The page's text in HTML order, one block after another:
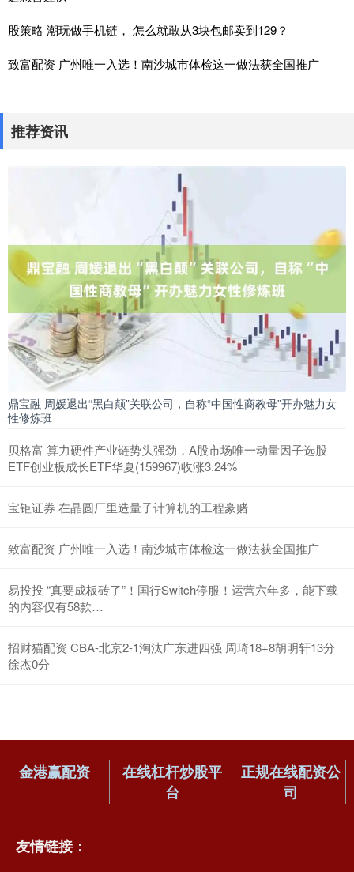
股策略 潮玩做手机链， 怎么就敢从3块包邮卖到129？
致富配资 广州唯一入选！南沙城市体检这一做法获全国推广
推荐资讯
鼎宝融 周媛退出“黑白颠”关联公司，自称“中国性商教母”开办魅力女
性修炼班
贝格富 算力硬件产业链势头强劲，A股市场唯一动量因子选股
ETF创业板成长ETF华夏(159967)收涨3.24%
宝钜证券 在晶圆厂里造量子计算机的工程豪赌
致富配资 广州唯一入选！南沙城市体检这一做法获全国推广
易投投 “真要成板砖了”！国行Switch停服！运营六年多，能下载
的内容仅有58款…
招财猫配资 CBA-北京2-1淘汰广东进四强 周琦18+8胡明轩13分
徐杰0分
金港赢配资
在线杠杆炒股平
台
正规在线配资公
司
友情链接：